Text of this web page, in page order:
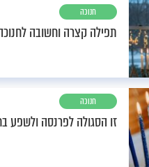
חנוכה
תפילה קצרה וחשובה
חנוכה
זו הסגולה לפרנסה ולשפע